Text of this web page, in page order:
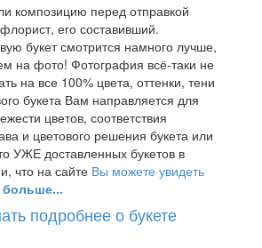
композицию перед отправкой
его составивший.
букет смотрится намного лучше,
на фото! Фотография всё-таки не
на все 100% цвета, оттенки, тени
букета Вам направляется для
цветов, соответствия
и цветового решения букета или
УЖЕ доставленных букетов в
что на сайте Вы можете увидеть
больше...
подробнее о букете